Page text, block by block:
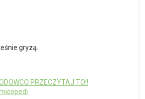
gryzą.
PRZECZYTAJ TO!!